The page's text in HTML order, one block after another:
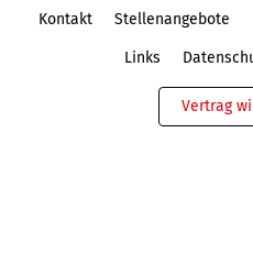
Kontakt Stellenangebote
Links
Vertrag